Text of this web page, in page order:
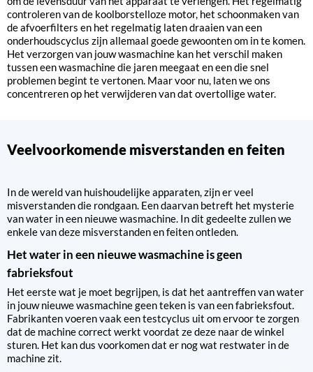
controleren van de koolborstelloze motor, het schoonmaken van
de afvoerfilters en het regelmatig laten draaien van een
onderhoudscyclus zijn allemaal goede gewoonten om in te komen.
Het verzorgen van jouw wasmachine kan het verschil maken
tussen een wasmachine die jaren meegaat en een die snel
problemen begint te vertonen. Maar voor nu, laten we ons
concentreren op het verwijderen van dat overtollige water.
Veelvoorkomende misverstanden en feiten
In de wereld van huishoudelijke apparaten, zijn er veel
misverstanden die rondgaan. Een daarvan betreft het mysterie
van water in een nieuwe wasmachine. In dit gedeelte zullen we
enkele van deze misverstanden en feiten ontleden.
Het water in een nieuwe wasmachine is geen
fabrieksfout
Het eerste wat je moet begrijpen, is dat het aantreffen van water
in jouw nieuwe wasmachine geen teken is van een fabrieksfout.
Fabrikanten voeren vaak een testcyclus uit om ervoor te zorgen
dat de machine correct werkt voordat ze deze naar de winkel
sturen. Het kan dus voorkomen dat er nog wat restwater in de
machine zit.